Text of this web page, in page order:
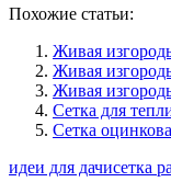
Похожие статьи:
Живая
Живая
Живая
Сетка для
Сетка
идеи для дачисетка